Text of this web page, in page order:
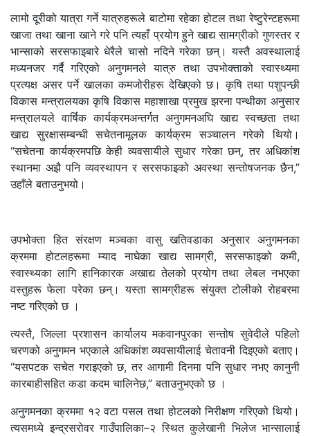
लामो दूरीको यात्रा गर्ने यात्रुहरूले बाटोमा रहेका होटल तथा रेष्टुरेन्टहरूमा
खाजा तथा खाना खाने गरे पनि त्यहाँ प्रयोग हुने खाद्य सामग्रीको गुणस्तर र
भान्साको सरसफाइबारे धेरैले चासो नदिने गरेका छन्। यस्तै अवस्थालाई
मध्यनजर गर्दै गरिएको अनुगमनले यात्रु तथा उपभोक्ताको स्वास्थ्यमा
प्रत्यक्ष असर पर्ने खालका कमजोरीहरू देखिएको छ। कृषि तथा पशुपन्छी
विकास मन्त्रालयका कृषि विकास महाशाखा प्रमुख झरना पन्थीका अनुसार
मन्त्रालयले वार्षिक कार्यक्रमअन्तर्गत अनुगमनअघि खाद्य स्वच्छता तथा
खाद्य सुरक्षासम्बन्धी सचेतनामूलक कार्यक्रम सञ्चालन गरेको थियो।
“सचेतना कार्यक्रमपछि केही व्यवसायीले सुधार गरेका छन्, तर अधिकांश
स्थानमा अझै पनि व्यवस्थापन र सरसफाइको अवस्था सन्तोषजनक छैन,”
उहाँले बताउनुभयो।
उपभोक्ता हित संरक्षण मञ्चका वासु खतिवडाका अनुसार अनुगमनका
क्रममा होटलहरूमा म्याद नाघेका खाद्य सामग्री, सरसफाइको कमी,
स्वास्थ्यका लागि हानिकारक अखाद्य तेलको प्रयोग तथा लेबल नभएका
वस्तुहरू फेला परेका छन्। यस्ता सामग्रीहरू संयुक्त टोलीको रोहबरमा
नष्ट गरिएको छ ।
त्यस्तै, जिल्ला प्रशासन कार्यालय मकवानपुरका सन्तोष सुवेदीले पहिलो
चरणको अनुगमन भएकाले अधिकांश व्यवसायीलाई चेतावनी दिइएको बताए।
“यसपटक सचेत गराइएको छ, तर आगामी दिनमा पनि सुधार नभए कानुनी
कारबाहीसहित कडा कदम चालिनेछ,” बताउनुभएको छ ।
अनुगमनका क्रममा १२ वटा पसल तथा होटलको निरीक्षण गरिएको थियो।
त्यसमध्ये इन्द्रसरोवर गाउँपालिका–२ स्थित कुलेखानी भिलेज भान्सालाई